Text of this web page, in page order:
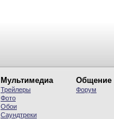
Мультимедиа
Трейлеры
Фото
Обои
Саундтреки
Общение
Форум